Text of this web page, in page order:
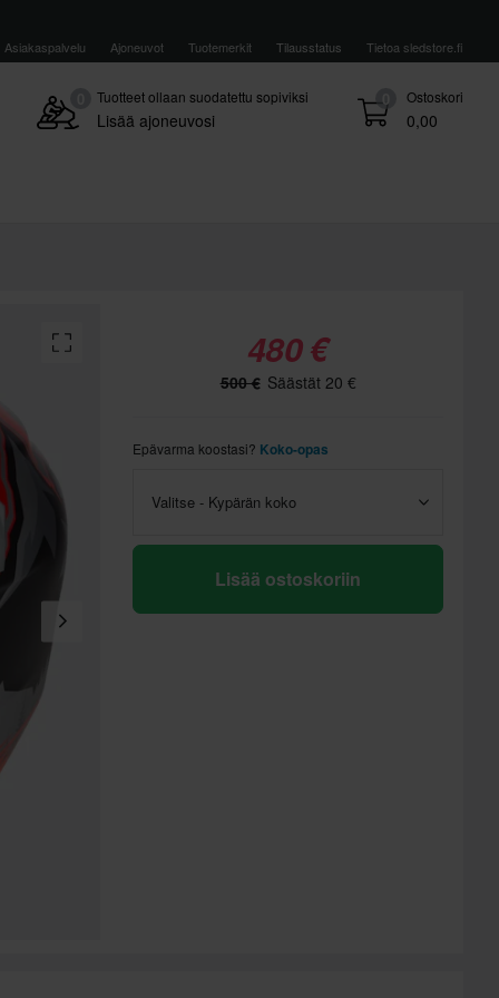
Asiakaspalvelu Ajoneuvot Tuotemerkit Tilausstatus Tietoa sledstore.fi
0 Ostoskori
0,00
Tuotteet ollaan suodatettu sopiviksi
Lisää ajoneuvosi
480 €
500 € Säästät 20 €
Epävarma koostasi? Koko-opas
Valitse - Kypärän koko
Lisää ostoskoriin